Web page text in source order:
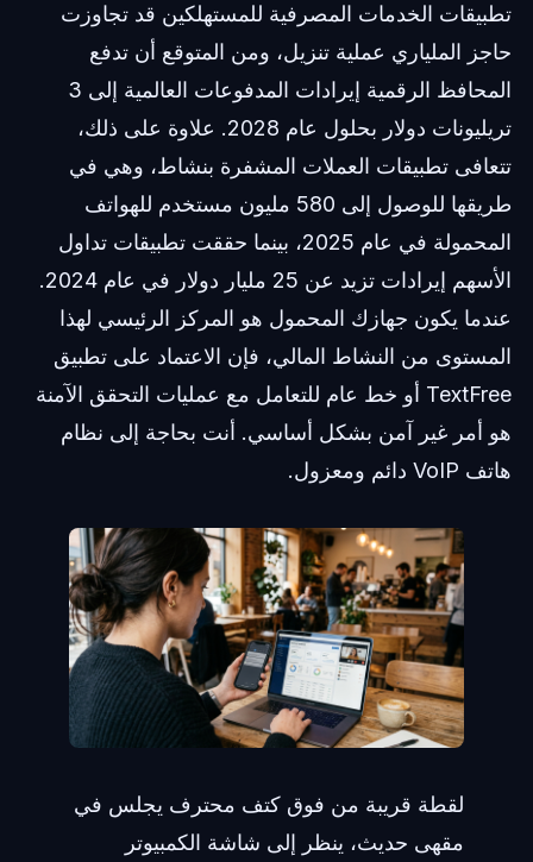
تطبيقات الخدمات المصرفية للمستهلكين قد تجاوزت
حاجز الملياري عملية تنزيل، ومن المتوقع أن تدفع
المحافظ الرقمية إيرادات المدفوعات العالمية إلى 3
تريليونات دولار بحلول عام 2028. علاوة على ذلك،
تتعافى تطبيقات العملات المشفرة بنشاط، وهي في
طريقها للوصول إلى 580 مليون مستخدم للهواتف
المحمولة في عام 2025، بينما حققت تطبيقات تداول
الأسهم إيرادات تزيد عن 25 مليار دولار في عام 2024.
عندما يكون جهازك المحمول هو المركز الرئيسي لهذا
المستوى من النشاط المالي، فإن الاعتماد على تطبيق
TextFree أو خط عام للتعامل مع عمليات التحقق الآمنة
هو أمر غير آمن بشكل أساسي. أنت بحاجة إلى نظام
هاتف VoIP دائم ومعزول.
لقطة قريبة من فوق كتف محترف يجلس في
مقهى حديث، ينظر إلى شاشة الكمبيوتر